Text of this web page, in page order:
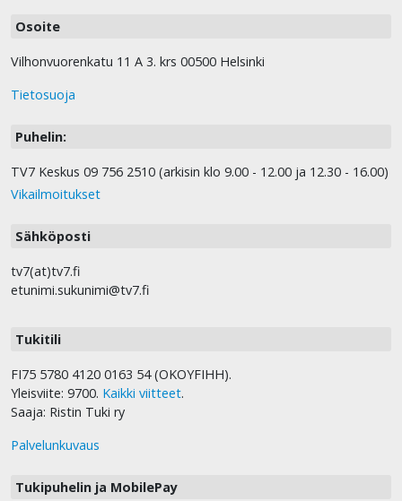
Osoite
Vilhonvuorenkatu 11 A 3. krs 00500 Helsinki
Tietosuoja
Puhelin:
TV7 Keskus 09 756 2510 (arkisin klo 9.00 - 12.00 ja 12.30 - 16.00)
Vikailmoitukset
Sähköposti
tv7(at)tv7.fi
etunimi.sukunimi@tv7.fi
Tukitili
FI75 5780 4120 0163 54 (OKOYFIHH).
Yleisviite: 9700. Kaikki viitteet.
Saaja: Ristin Tuki ry
Palvelunkuvaus
Tukipuhelin ja MobilePay